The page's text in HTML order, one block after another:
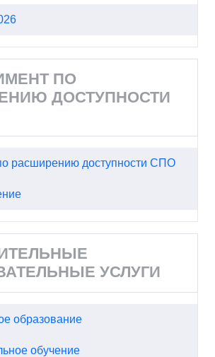
ПО
ДОСТУПНОСТИ
расширению доступности СПО
УСЛУГИ
образование
обучение